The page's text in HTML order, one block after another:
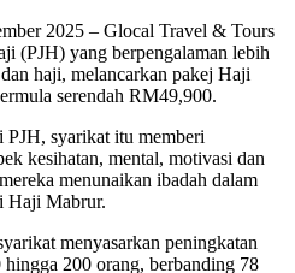
2025 – Glocal Travel & Tours
(PJH) yang berpengalaman lebih
haji, melancarkan pakej Haji
serendah RM49,900.
PJH, syarikat itu memberi
kesihatan, mental, motivasi dan
menunaikan ibadah dalam
Haji Mabrur.
menyasarkan peningkatan
200 orang, berbanding 78